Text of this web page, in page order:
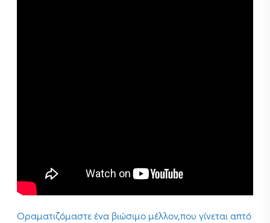
Οραματιζόμαστε ένα βιώσιμο μέλλον,που γίνεται απτό